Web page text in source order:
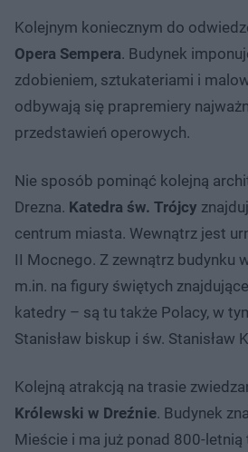
Kolejnym koniecznym do
Opera Sempera. Budynek
zdobieniem, sztukateriami i
odbywają się prapremiery
przedstawień operowych.
Nie sposób pominąć kolejną
Drezna. Katedra św. Trójcy
centrum miasta. Wewnątrz jest
II Mocnego. Z zewnątrz budynku
m.in. na figury świętych
katedry – są tu także Polacy, w
Stanisław biskup i św. Stanisław
Kolejną atrakcją na trasie
Królewski w Dreźnie. Budynek
Mieście i ma już ponad 800-